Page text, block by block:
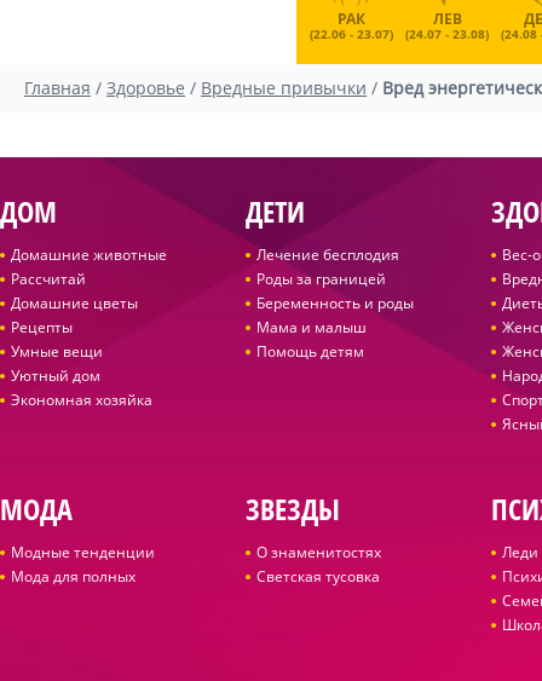
РАК
(22.06 - 23.07)
ЛЕВ
(24.07 - 23.08) (24.08
Главная / Здоровье / Вредные привычки / Вред
ДОМ
Домашние животные
Рассчитай
Домашние цветы
Рецепты
Умные вещи
Уютный дом
Экономная хозяйка
ДЕТИ
Лечение бесплодия
Роды за границей
Беременность и роды
Мама и малыш
Помощь детям
Вес-
МОДА
Модные тенденции
Мода для полных
ЗВЕЗДЫ
О знаменитостях
Светская тусовка
Леди